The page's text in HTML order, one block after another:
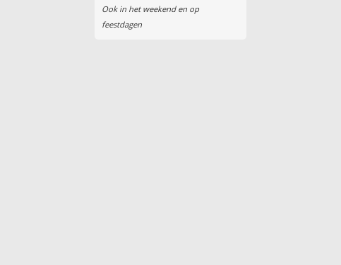
Ook in het weekend en op
feestdagen